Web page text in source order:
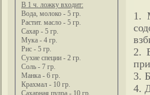
В 1 ч. ложку входит:
Вода, молоко - 5 гр.
Растит. масло - 5 гр.
Сахар - 5 гр.
Мука - 4 гр.
Рис - 5 гр.
Сухие специи - 2 гр.
Соль - 7 гр.
Манка - 6 гр.
Крахмал - 10 гр.
Сахарная пудра - 10 гр.
1.
2.
3.
4.